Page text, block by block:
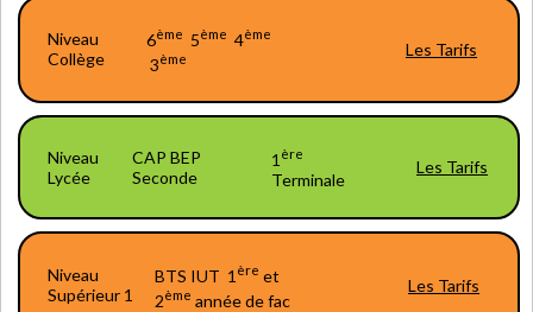
Niveau
Collège
6ème 5ème 4ème
3ème Les Tarifs
Niveau
Lycée
CAP BEP
Seconde
1 ère
Terminale
Les Tarifs
Niveau
Supérieur 1
BTS IUT 1 ère et
2ème année de fac
Les Tarifs